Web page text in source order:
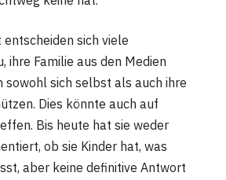
sich viele
ihre Familie aus den Medien
sowohl sich selbst als auch ihre
Dies könnte auch auf
Bis heute hat sie weder
ob sie Kinder hat, was
aber keine definitive Antwort